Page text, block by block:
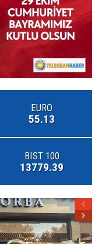
EURO
55.13
BIST 100
13779.39